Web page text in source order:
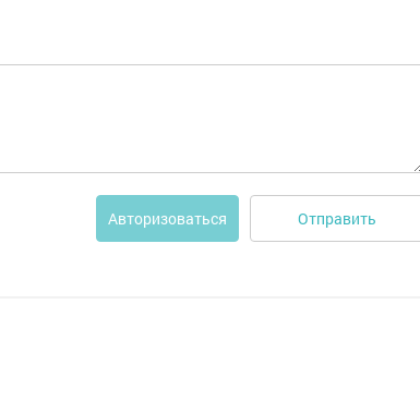
Авторизоваться Отправить